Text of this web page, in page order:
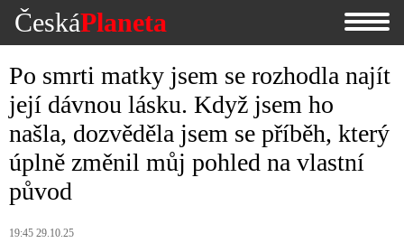
ČeskáPlaneta
Po smrti matky jsem se rozhodla najít
její dávnou lásku. Když jsem ho
našla, dozvěděla jsem se příběh, který
úplně změnil můj pohled na vlastní
původ
19:45 29.10.25